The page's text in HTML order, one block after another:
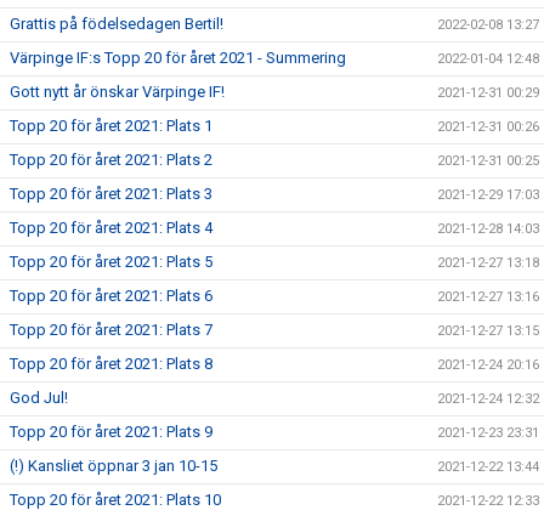
Grattis på födelsedagen Bertil! 2022-02-08 13:27
Värpinge IF:s Topp 20 för året 2021 - Summering 2022-01-04 12:48
Gott nytt år önskar Värpinge IF! 2021-12-31 00:29
Topp 20 för året 2021: Plats 1 2021-12-31 00:26
Topp 20 för året 2021: Plats 2 2021-12-31 00:25
Topp 20 för året 2021: Plats 3 2021-12-29 17:03
Topp 20 för året 2021: Plats 4 2021-12-28 14:03
Topp 20 för året 2021: Plats 5 2021-12-27 13:18
Topp 20 för året 2021: Plats 6 2021-12-27 13:16
Topp 20 för året 2021: Plats 7 2021-12-27 13:15
Topp 20 för året 2021: Plats 8 2021-12-24 20:16
God Jul! 2021-12-24 12:32
Topp 20 för året 2021: Plats 9 2021-12-23 23:31
(!) Kansliet öppnar 3 jan 10-15 2021-12-22 13:44
Topp 20 för året 2021: Plats 10 2021-12-22 12:33